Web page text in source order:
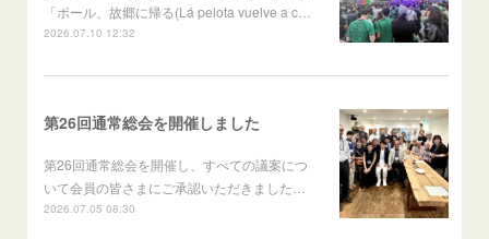
「ボール、故郷に帰る(Lá pelota vuelve a c…
2026.07.10 12:32
第26回通常総会を開催しました
第26回通常総会を開催し、すべての議案につ
いて会員の皆さまにご承認いただきました…
2026.07.05 08:30